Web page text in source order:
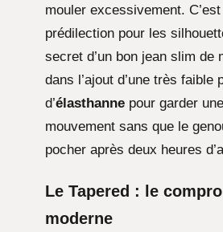
mouler excessivement.
prédilection pour les
secret d’un bon jean slim de
dans l’ajout d’une très faible
d’élasthanne pour garder
mouvement sans que le
pocher après deux heures
Le Tapered : le
moderne